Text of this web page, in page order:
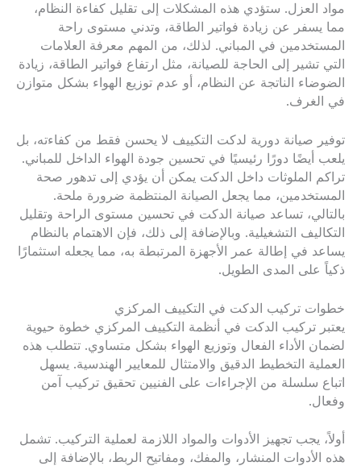
مواد العزل. ستؤدي هذه المشكلات إلى تقليل كفاءة النظام،
مما يسفر عن زيادة فواتير الطاقة، وتدني مستوى راحة
المستخدمين في المباني. لذلك، من المهم معرفة العلامات
التي تشير إلى الحاجة للصيانة، مثل ارتفاع فواتير الطاقة، زيادة
الضوضاء الناتجة عن النظام، أو عدم توزيع الهواء بشكل متوازن
في الغرف.
توفير صيانة دورية لدكت التكييف لا يحسن فقط من كفاءته، بل
يلعب أيضًا دورًا رئيسيًا في تحسين جودة الهواء الداخل للمباني.
تراكم الملوثات داخل الدكت يمكن أن يؤدي إلى تدهور صحة
المستخدمين، مما يجعل الصيانة المنتظمة ضرورة ملحة.
بالتالي، تساعد صيانة الدكت في تحسين مستوى الراحة وتقليل
التكاليف التشغيلية. وبالإضافة إلى ذلك، فإن الاهتمام بالنظام
يساعد في إطالة عمر الأجهزة المرتبطة به، مما يجعله استثمارًا
ذكياً على المدى الطويل.
خطوات تركيب الدكت في التكييف المركزي
يعتبر تركيب الدكت في أنظمة التكييف المركزي خطوة حيوية
لضمان الأداء الفعال وتوزيع الهواء بشكل متساوي. تتطلب هذه
العملية التخطيط الدقيق والامتثال للمعايير الهندسية. يسهل
اتباع سلسلة من الإجراءات على الفنيين تحقيق تركيب آمن
وفعال.
أولاً، يجب تجهيز الأدوات والمواد اللازمة لعملية التركيب. تشمل
هذه الأدوات المنشار، والمفك، ومفاتيح الربط، بالإضافة إلى